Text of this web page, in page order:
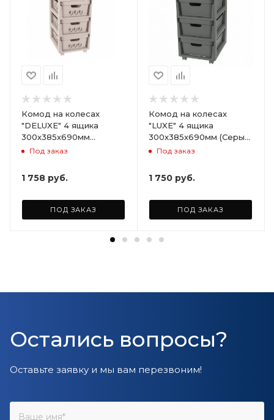
Комод на колесах
"DELUXE" 4 ящика
300х385х690мм
(Светло-бежевый)
Под заказ
1 758 руб.
ПОД ЗАКАЗ
Комод на колесах
"LUXE" 4 ящика
300х385х690мм (Серый)
ARD258086
Под заказ
1 750 руб.
ПОД ЗАКАЗ
Остались вопросы?
Оставьте заявку и мы вам перезвоним!